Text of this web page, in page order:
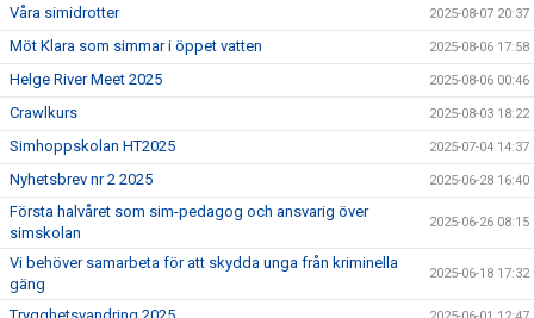
Våra simidrotter 2025-08-07 20:37
Möt Klara som simmar i öppet vatten 2025-08-06 17:58
Helge River Meet 2025 2025-08-06 00:46
Crawlkurs 2025-08-03 18:22
Simhoppskolan HT2025 2025-07-04 14:37
Nyhetsbrev nr 2 2025 2025-06-28 16:40
Första halvåret som sim-pedagog och ansvarig över
simskolan
2025-06-26 08:15
Vi behöver samarbeta för att skydda unga från kriminella
gäng
2025-06-18 17:32